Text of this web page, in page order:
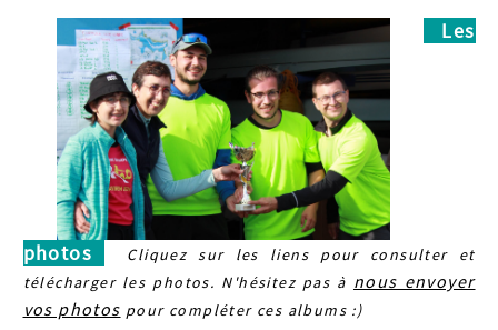
Les
photos
Cliquez sur les liens pour consulter et
télécharger les photos. N'hésitez pas à nous envoyer
vos photos pour compléter ces albums :)